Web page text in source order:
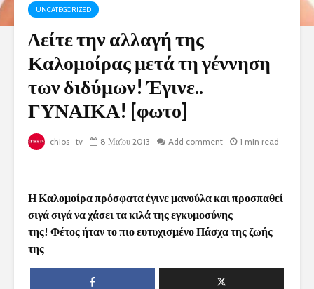
UNCATEGORIZED
Δείτε την αλλαγή της
Καλομοίρας μετά τη γέννηση
των διδύμων! Έγινε..
ΓΥΝΑΙΚΑ! [φωτο]
chios_tv 8 Μαΐου 2013 Add comment 1 min read
Η Καλομοίρα πρόσφατα έγινε μανούλα και προσπαθεί
σιγά σιγά να χάσει τα κιλά της εγκυμοσύνης
της! Φέτος ήταν το πιο ευτυχισμένο Πάσχα της ζωής
της